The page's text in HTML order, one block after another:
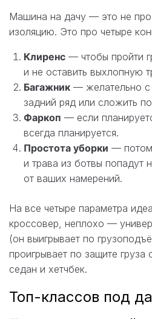
Машина на дачу — это не
изоляцию. Это про четыре
Клиренс — чтобы пройти
и не оставить выхлопную
Багажник — желательно с
задний ряд или сложить
Фаркоп — если
всегда планируется.
Простота уборки —
и трава из ботвы попадут
от ваших намерений.
На все четыре параметра
кроссовер, неплохо —
(он выигрывает по
проигрывает по защите
седан и хетчбек.
Топ-классов под